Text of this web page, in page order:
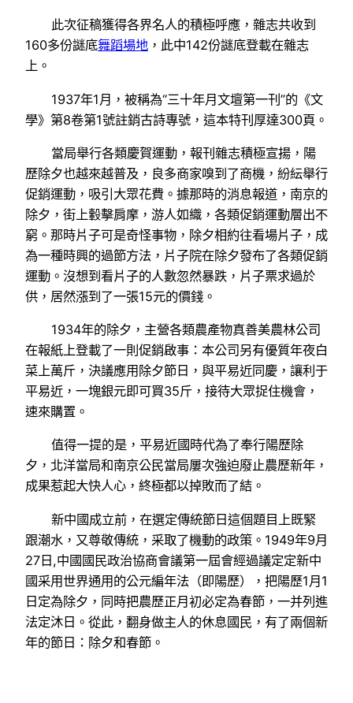
此次征稿獲得各界名人的積極呼應，雜志共收到
160多份謎底舞蹈場地 ，此中142份謎底登載在雜志
上。
1937年1月，被稱為“三十年月文壇第一刊”的《文
學》第8卷第1號註銷古詩專號，這本特刊厚達300頁。
當局舉行各類慶賀運動，報刊雜志積極宣揚，陽
歷除夕也越來越普及，良多商家嗅到了商機，紛紜舉行
促銷運動，吸引大眾花費。據那時的消息報道，南京的
除夕，街上轂擊肩摩，游人如織，各類促銷運動層出不
窮。那時片子可是奇怪事物，除夕相約往看場片子，成
為一種時興的過節方法，片子院在除夕發布了各類促銷
運動。沒想到看片子的人數忽然暴跌，片子票求過於
供，居然漲到了一張15元的價錢。
1934年的除夕，主營各類農產物真善美農林公司
在報紙上登載了一則促銷啟事：本公司另有優質年夜白
菜上萬斤，決議應用除夕節日，與平易近同慶，讓利于
平易近，一塊銀元即可買35斤，接待大眾捉住機會，
速來購置。
值得一提的是，平易近國時代為了奉行陽歷除
夕，北洋當局和南京公民當局屢次強迫廢止農歷新年，
成果惹起大快人心，終極都以掉敗而了結。
新中國成立前，在選定傳統節日這個題目上既緊
跟潮水，又尊敬傳統，采取了機動的政策。1949年9月
27日,中國國民政治協商會議第一屆會經過議定定新中
國采用世界通用的公元編年法（即陽歷），把陽歷1月1
日定為除夕，同時把農歷正月初必定為春節，一并列進
法定沐日。從此，翻身做主人的休息國民，有了兩個新
年的節日：除夕和春節。